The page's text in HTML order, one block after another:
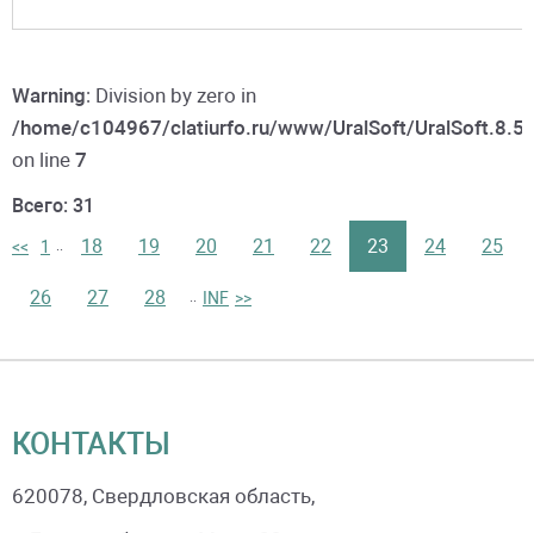
Warning: Division by zero in
/home/c104967/clatiurfo.ru/www/UralSoft/
on line 7
Всего: 31
<< 1 .. 18 19 20 21 22 23 24 25
26 27 28 .. INF >>
КОНТАКТЫ
620078, Свердловская область,